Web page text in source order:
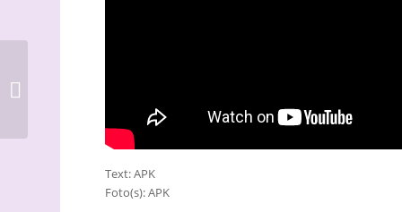
Text: APK
Foto(s): APK